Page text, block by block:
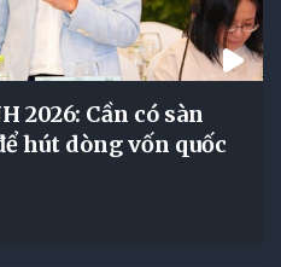
2026: Cần có sàn
hút dòng vốn quốc